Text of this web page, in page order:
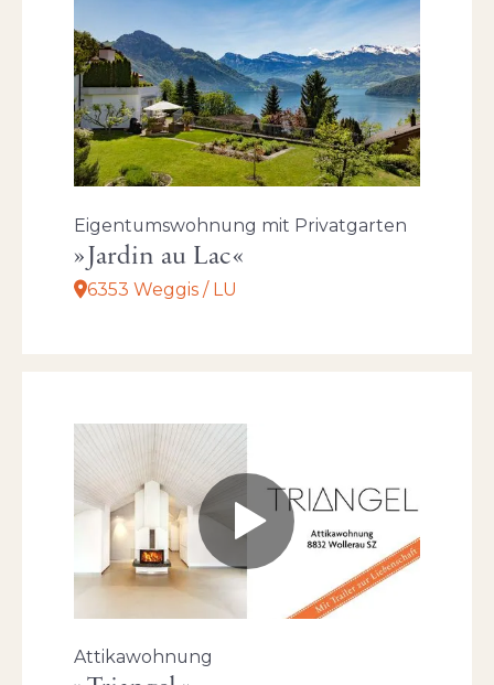
Eigentumswohnung mit Privatgarten
Jardin au Lac
6353 Weggis / LU
Attikawohnung